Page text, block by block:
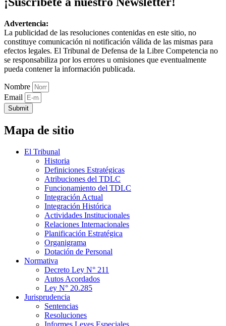
Advertencia:
La publicidad de las resoluciones contenidas en este sitio, no
constituye comunicación ni notificación válida de las mismas para
efectos legales. El Tribunal de Defensa de la Libre Competencia no
se responsabiliza por los errores u omisiones que eventualmente
pueda contener la información publicada.
Nombre
Email
Submit
Mapa de sitio
El Tribunal
Historia
Definiciones Estratégicas
Atribuciones del TDLC
Funcionamiento del TDLC
Integración Actual
Integración Histórica
Actividades Institucionales
Relaciones Internacionales
Planificación Estratégica
Organigrama
Dotación de Personal
Normativa
Decreto Ley N° 211
Autos Acordados
Ley N° 20.285
Jurisprudencia
Sentencias
Resoluciones